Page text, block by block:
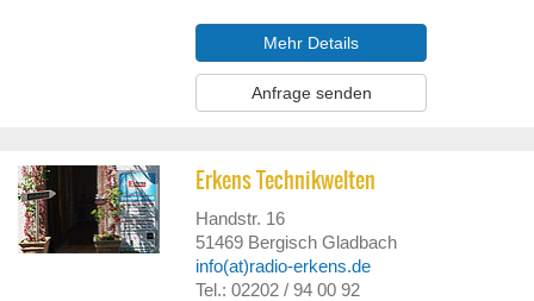
Mehr Details
Anfrage senden
Erkens Technikwelten
Handstr. 16
51469 Bergisch Gladbach
info(at)radio-erkens.de
Tel.: 02202 / 94 00 92